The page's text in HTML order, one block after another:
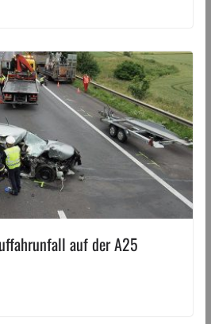
auf der A25